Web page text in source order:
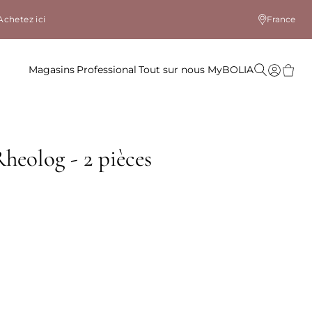
ici France
Magasins Professional Tout sur nous MyBOLIA
- 2 pièces